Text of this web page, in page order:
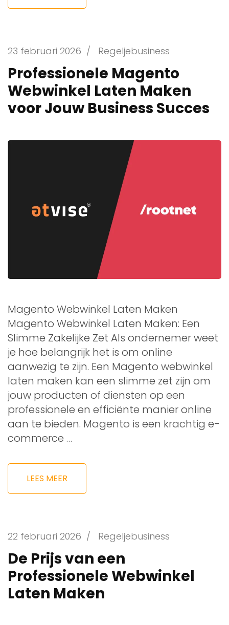
23 februari 2026 / Regeljebusiness
Professionele Magento
Webwinkel Laten Maken
voor Jouw Business Succes
Magento Webwinkel Laten Maken
Magento Webwinkel Laten Maken: Een
Slimme Zakelijke Zet Als ondernemer weet
je hoe belangrijk het is om online
aanwezig te zijn. Een Magento webwinkel
laten maken kan een slimme zet zijn om
jouw producten of diensten op een
professionele en efficiënte manier online
aan te bieden. Magento is een krachtig e-
commerce …
LEES MEER
22 februari 2026 / Regeljebusiness
De Prijs van een
Professionele Webwinkel
Laten Maken